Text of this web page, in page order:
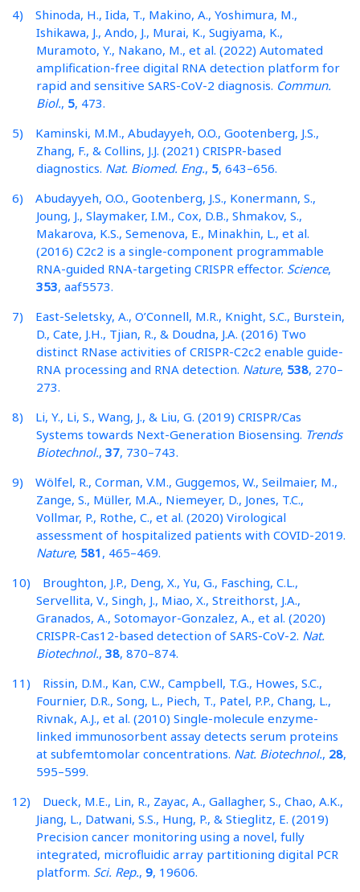
4) Shinoda, H., Iida, T., Makino, A., Yoshimura, M.,
Ishikawa, J., Ando, J., Murai, K., Sugiyama, K.,
Muramoto, Y., Nakano, M., et al. (2022) Automated
amplification-free digital RNA detection platform for
rapid and sensitive SARS-CoV-2 diagnosis. Commun.
Biol., 5, 473.
5) Kaminski, M.M., Abudayyeh, O.O., Gootenberg, J.S.,
Zhang, F., & Collins, J.J. (2021) CRISPR-based
diagnostics. Nat. Biomed. Eng., 5, 643–656.
6) Abudayyeh, O.O., Gootenberg, J.S., Konermann, S.,
Joung, J., Slaymaker, I.M., Cox, D.B., Shmakov, S.,
Makarova, K.S., Semenova, E., Minakhin, L., et al.
(2016) C2c2 is a single-component programmable
RNA-guided RNA-targeting CRISPR effector. Science,
353, aaf5573.
7) East-Seletsky, A., O’Connell, M.R., Knight, S.C., Burstein,
D., Cate, J.H., Tjian, R., & Doudna, J.A. (2016) Two
distinct RNase activities of CRISPR-C2c2 enable guide-
RNA processing and RNA detection. Nature, 538, 270–
273.
8) Li, Y., Li, S., Wang, J., & Liu, G. (2019) CRISPR/Cas
Systems towards Next-Generation Biosensing. Trends
Biotechnol., 37, 730–743.
9) Wölfel, R., Corman, V.M., Guggemos, W., Seilmaier, M.,
Zange, S., Müller, M.A., Niemeyer, D., Jones, T.C.,
Vollmar, P., Rothe, C., et al. (2020) Virological
assessment of hospitalized patients with COVID-2019.
Nature, 581 , 465–469.
10) Broughton, J.P., Deng, X., Yu, G., Fasching, C.L.,
Servellita, V., Singh, J., Miao, X., Streithorst, J.A.,
Granados, A., Sotomayor-Gonzalez, A., et al. (2020)
CRISPR-Cas12-based detection of SARS-CoV-2. Nat.
Biotechnol., 38, 870–874.
11) Rissin, D.M., Kan, C.W., Campbell, T.G., Howes, S.C.,
Fournier, D.R., Song, L., Piech, T., Patel, P.P., Chang, L.,
Rivnak, A.J., et al. (2010) Single-molecule enzyme-
linked immunosorbent assay detects serum proteins
at subfemtomolar concentrations. Nat. Biotechnol., 28,
595–599.
12) Dueck, M.E., Lin, R., Zayac, A., Gallagher, S., Chao, A.K.,
Jiang, L., Datwani, S.S., Hung, P., & Stieglitz, E. (2019)
Precision cancer monitoring using a novel, fully
integrated, microfluidic array partitioning digital PCR
platform. Sci. Rep., 9, 19606.